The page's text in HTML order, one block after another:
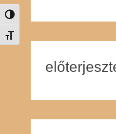
Nagy kontraszt váltása
Betűméret váltása